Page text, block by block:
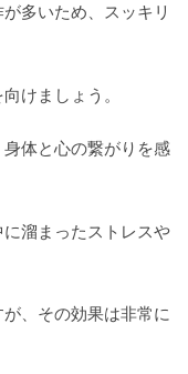
多いため、スッキリ
けましょう。
体と心の繋がりを感
溜まったストレスや
、その効果は非常に